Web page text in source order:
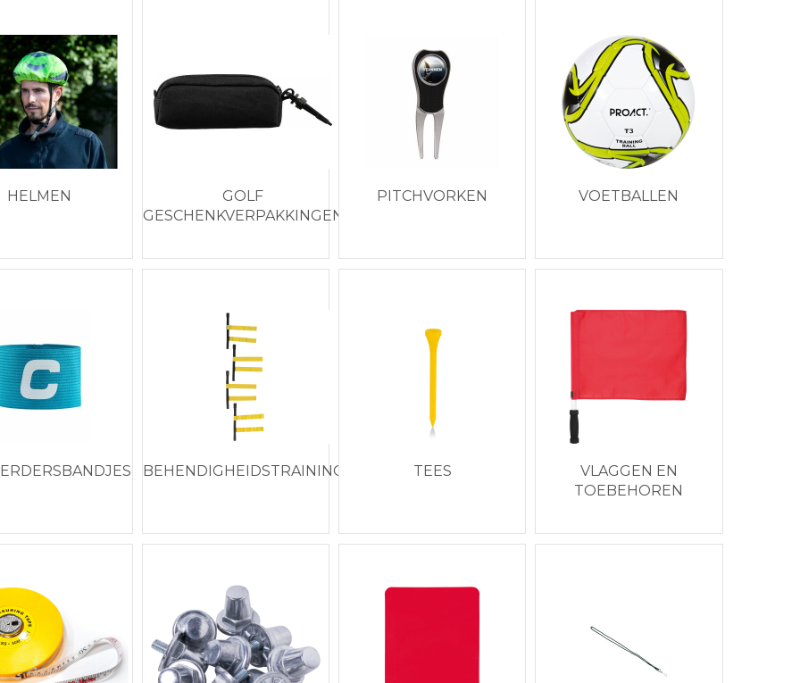
HELMEN
GOLF
GESCHENKVERPAKKINGEN
PITCHVORKEN VOETBALLEN
BEHENDIGHEIDSTRAINING TEES
VLAGGEN EN
TOEBEHOREN